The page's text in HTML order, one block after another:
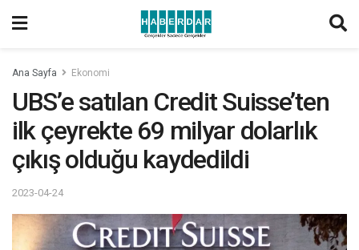
Ana Sayfa Ekonomi
UBS’e satılan Credit Suisse’ten
ilk çeyrekte 69 milyar dolarlık
çıkış olduğu kaydedildi
2023-04-24